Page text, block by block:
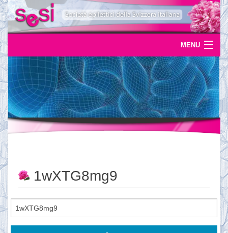
MENU
Home
Uscite
Eventi
News
Servizi
Documentazione
Ordinazioni
1wXTG8mg9